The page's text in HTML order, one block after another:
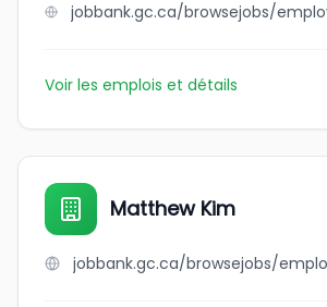
Voir les emplois et détails
Matthew Kim